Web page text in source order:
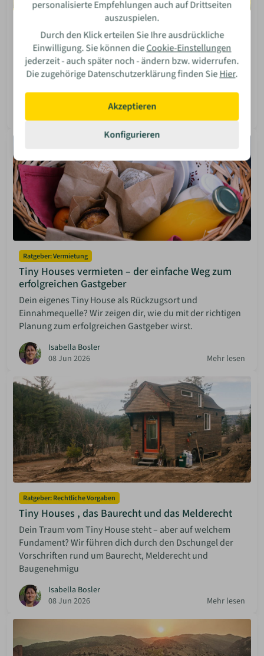
Tiny House Park - Slideshow Anbieter
Wie sieht das Leben in einem Tiny House Park aus? Wir
zeigen dir die schönsten Bilder von gemeinschaftlichen
Mehr lesen
Ratgeber: Vermietung
Tiny Houses vermieten – der einfache Weg zum
erfolgreichen Gastgeber
Dein eigenes Tiny House als Rückzugsort und
Einnahmequelle? Wir zeigen dir, wie du mit der richtigen
Planung zum erfolgreichen Gastgeber wirst.
Isabella Bosler
08 Jun 2026
Mehr lesen
Ratgeber: Rechtliche Vorgaben
Tiny Houses , das Baurecht und das Melderecht
Dein Traum vom Tiny House steht – aber auf welchem
Fundament? Wir führen dich durch den Dschungel der
Vorschriften rund um Baurecht, Melderecht und
Baugenehmigu
Isabella Bosler
08 Jun 2026
Mehr lesen
personalisierte Empfehlungen auch auf Drittseiten
auszuspielen.
Durch den Klick erteilen Sie Ihre ausdrückliche
Einwilligung. Sie können dieCookie-Einstellungen
jederzeit - auch später noch - ändern bzw. widerrufen.
Die zugehörige Datenschutzerklärung finden SieHier.
Akzeptieren
Konfigurieren